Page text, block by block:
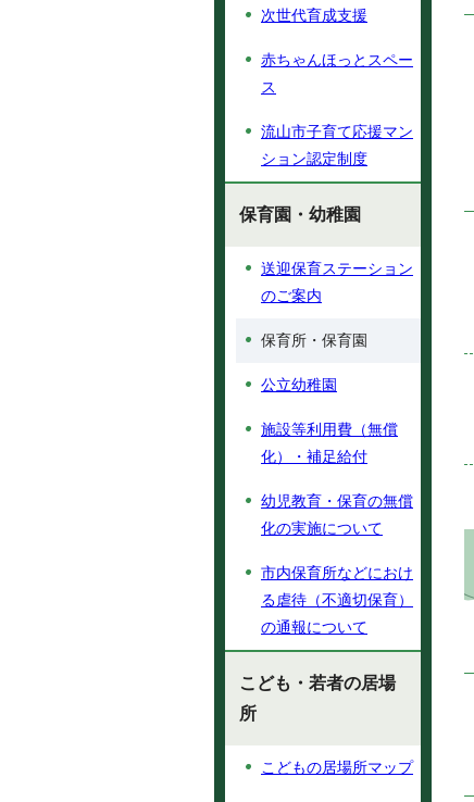
次世代育成支援
赤ちゃんほっとスペー
ス
流山市子育て応援マン
ション認定制度
保育園・幼稚園
送迎保育ステーション
のご案内
保育所・保育園
公立幼稚園
施設等利用費（無償
化）・補足給付
幼児教育・保育の無償
化の実施について
市内保育所などにおけ
る虐待（不適切保育）
の通報について
こども・若者の居場
所
こどもの居場所マップ